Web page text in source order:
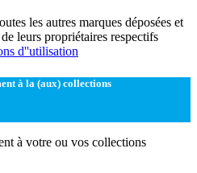
les autres marques déposées et
leurs propriétaires respectifs
d''utilisation
à la (aux) collections
à votre ou vos collections